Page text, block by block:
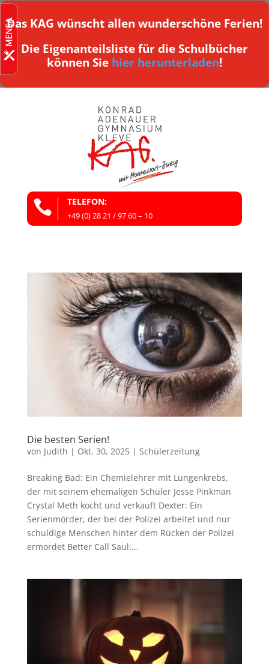
Das KAG wünscht allen wunderschöne Ferien!
Die Eigenanteilsliste für die Schulbücher
können Sie hier herunterladen!
 TELEFON:
+49 (0) 28 21 / 97 60 – 10
Die besten Serien!
von Judith | Okt. 30, 2025| Schülerzeitung
Breaking Bad: Ein Chemielehrer mit Lungenkrebs,
der mit seinem ehemaligen Schüler Jesse Pinkman
Crystal Meth kocht und verkauft Dexter: Ein
Serienmörder, der bei der Polizei arbeitet und nur
schuldige Menschen hinter dem Rücken der Polizei
ermordet Better Call Saul:...